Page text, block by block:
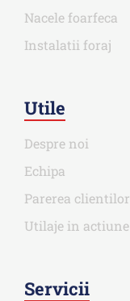
Nacele foarfeca
Instalatii foraj
Utile
Despre noi
Echipa
Parerea clientilor
Utilaje in actiune
Servicii